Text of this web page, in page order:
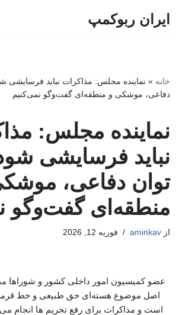
ایران ربوکمپ
خانه » نماینده مجلس: مذاکرات نباید فرسایشی
دفاعی، موشکی و منطقه‌ای گفت‌وگو نمی‌کنیم
نماینده مجلس:
نباید فرسایشی
توان دفاعی،
منطقه‌ای گفت‌وگو
از aminkav فوریه 12, 2026
عضو کمیسیون امور داخلی کشور و شوراها
اصل موضوع هسته‌ای حق طبیعی و خط
است و مذاکرات برای رفع تحریم ها انجام